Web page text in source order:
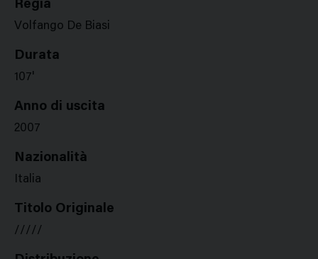
Regia
Volfango De Biasi
Durata
107'
Anno di uscita
2007
Nazionalità
Italia
Titolo Originale
/////